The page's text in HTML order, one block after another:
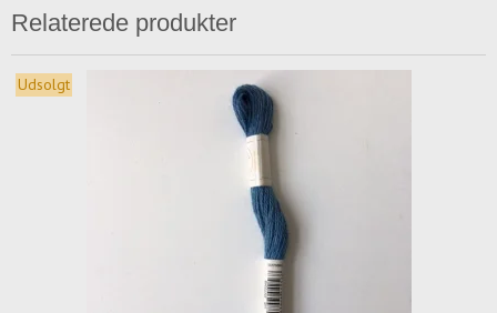
Relaterede produkter
Udsolgt